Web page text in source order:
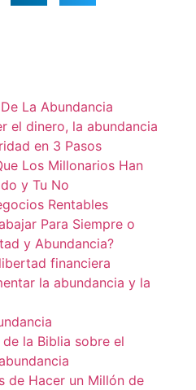
La Abundancia
el dinero, la abundancia
en 3 Pasos
Los Millonarios Han
y Tu No
Rentables
Para Siempre o
y Abundancia?
financiera
la abundancia y la
la Biblia sobre el
de Hacer un Millón de